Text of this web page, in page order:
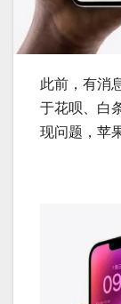
此前，有消
于花呗、白
现问题，苹